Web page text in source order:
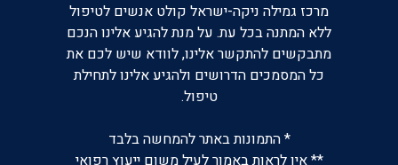
מרכז גמילה ניקה-ישראל קולט אנשים לטיפול
ללא המתנה בכל עת. על מנת להגיע אלינו הנכם
מתבקשים להתקשר אלינו, לוודא שיש לכם את
כל המסמכים הדרושים ולהגיע אלינו לתחילת
טיפול.
* התמונות באתר להמחשה בלבד